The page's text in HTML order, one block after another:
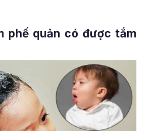
phế quản có được tắm